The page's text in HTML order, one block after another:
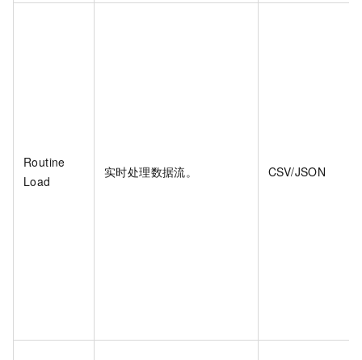
Routine
Load
实时处理数据流。 CSV/JSON